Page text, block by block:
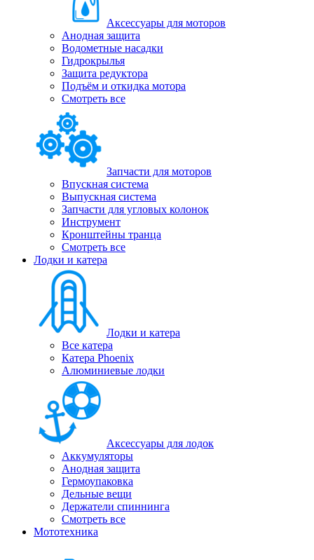
Аксессуары для моторов
Анодная защита
Водометные насадки
Гидрокрылья
Защита редуктора
Подъём и откидка мотора
Смотреть все
Запчасти для моторов
Впускная система
Выпускная система
Запчасти для угловых колонок
Инструмент
Кронштейны транца
Смотреть все
Лодки и катера
Лодки и катера
Все катера
Катера Phoenix
Алюминиевые лодки
Аксессуары для лодок
Аккумуляторы
Анодная защита
Гермоупаковка
Дельные вещи
Держатели спиннинга
Смотреть все
Мототехника